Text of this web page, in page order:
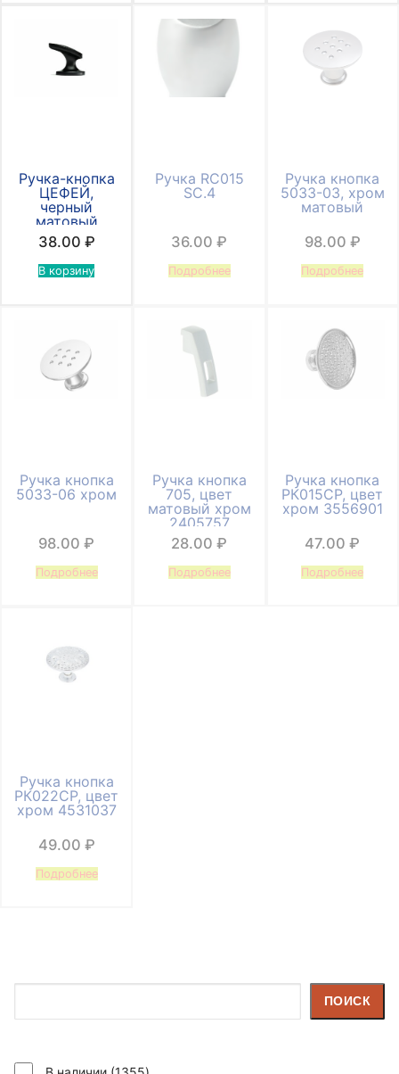
Ручка-кнопка
ЦЕФЕЙ,
черный
матовый
38.00 ₽
В корзину
Ручка RC015
SC.4
36.00₽
Подробнее
Ручка кнопка
5033-03, хром
матовый
98.00 ₽
Подробнее
Ручка кнопка
5033-06 хром
98.00₽
Подробнее
Ручка кнопка
705, цвет
матовый хром
2405757
28.00₽
Подробнее
Ручка кнопка
РК015CP, цвет
хром 3556901
47.00₽
Подробнее
Ручка кнопка
РК022CP, цвет
хром 4531037
49.00 ₽
Подробнее
ПОИСК